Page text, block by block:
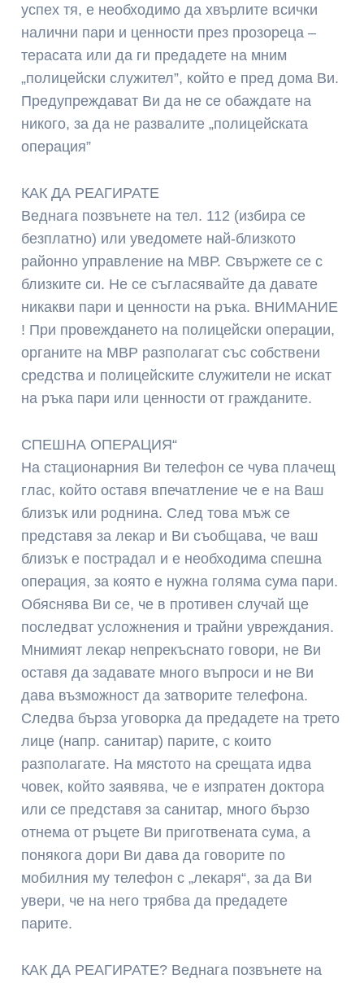
успех тя, е необходимо да хвърлите всички
налични пари и ценности през прозореца –
терасата или да ги предадете на мним
„полицейски служител”, който е пред дома Ви.
Предупреждават Ви да не се обаждате на
никого, за да не развалите „полицейската
операция”
КАК ДА РЕАГИРАТЕ
Веднага позвънете на тел. 112 (избира се
безплатно) или уведомете най-близкото
районно управление на МВР. Свържете се с
близките си. Не се съгласявайте да давате
никакви пари и ценности на ръка. ВНИМАНИЕ
! При провеждането на полицейски операции,
органите на МВР разполагат със собствени
средства и полицейските служители не искат
на ръка пари или ценности от гражданите.
СПЕШНА ОПЕРАЦИЯ“
На стационарния Ви телефон се чува плачещ
глас, който оставя впечатление че е на Ваш
близък или роднина. След това мъж се
представя за лекар и Ви съобщава, че ваш
близък е пострадал и е необходима спешна
операция, за която е нужна голяма сума пари.
Обяснява Ви се, че в противен случай ще
последват усложнения и трайни увреждания.
Мнимият лекар непрекъснато говори, не Ви
оставя да задавате много въпроси и не Ви
дава възможност да затворите телефона.
Следва бърза уговорка да предадете на трето
лице (напр. санитар) парите, с които
разполагате. На мястото на срещата идва
човек, който заявява, че е изпратен доктора
или се представя за санитар, много бързо
отнема от ръцете Ви приготвената сума, а
понякога дори Ви дава да говорите по
мобилния му телефон с „лекаря“, за да Ви
увери, че на него трябва да предадете
парите.
КАК ДА РЕАГИРАТЕ? Веднага позвънете на